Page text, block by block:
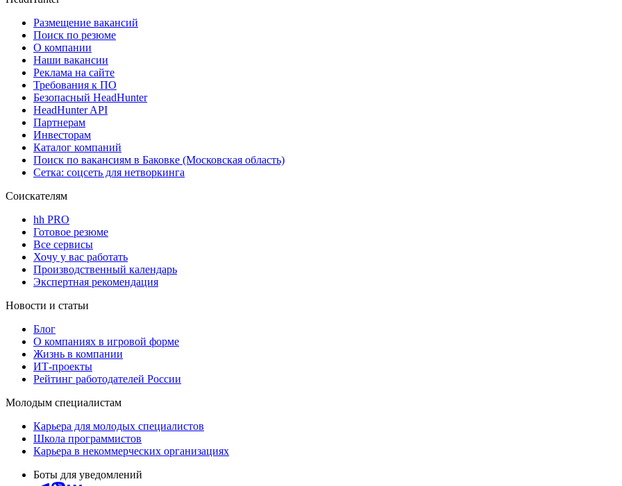
Размещение вакансий
Поиск по резюме
О компании
Наши вакансии
Реклама на сайте
Требования к ПО
Безопасный HeadHunter
HeadHunter API
Партнерам
Инвесторам
Каталог компаний
Поиск по вакансиям в Баковке (Московская область)
Сетка: соцсеть для нетворкинга
Соискателям
hh PRO
Готовое резюме
Все сервисы
Хочу у вас работать
Производственный календарь
Экспертная рекомендация
Новости и статьи
Блог
О компаниях в игровой форме
Жизнь в компании
ИТ-проекты
Рейтинг работодателей России
Молодым специалистам
Карьера для молодых специалистов
Школа программистов
Карьера в некоммерческих организациях
Боты для уведомлений